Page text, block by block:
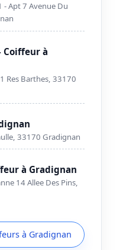
- Apt 7 Avenue Du
Coiffeur à
Res Barthes, 33170
33170 Gradignan
à Gradignan
14 Allee Des Pins,
à Gradignan